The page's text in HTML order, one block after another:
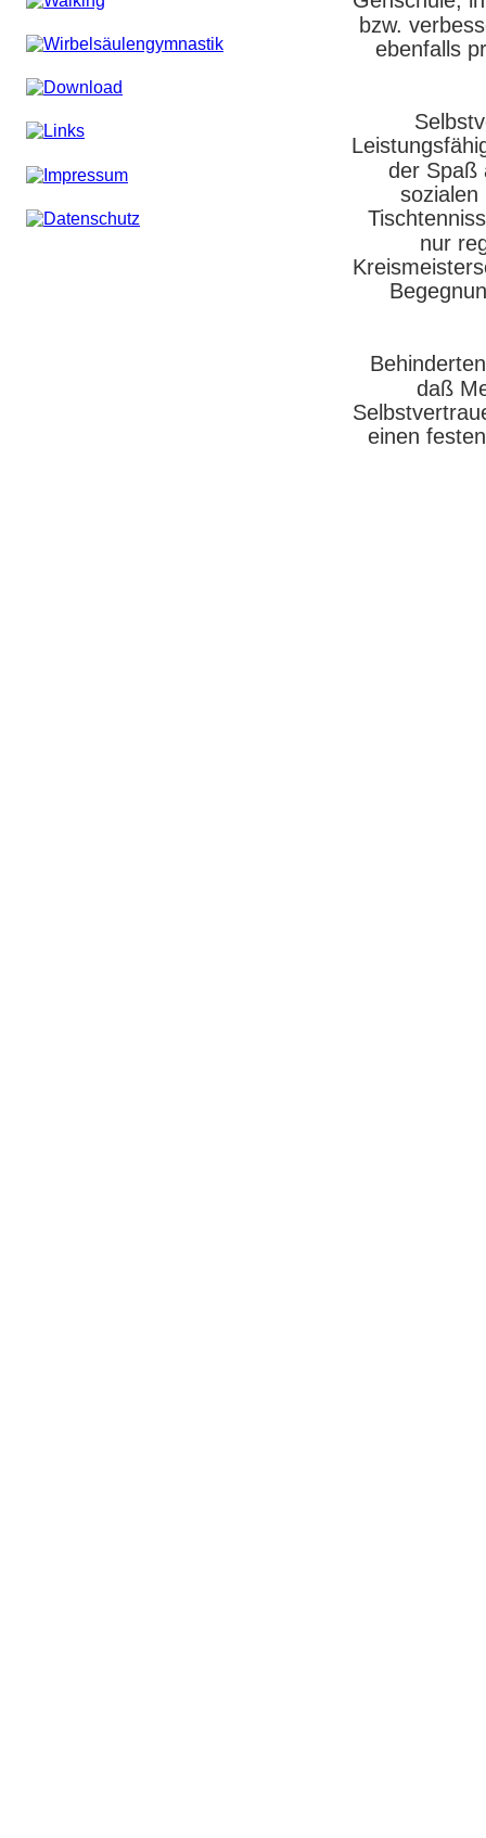
bzw.
ebenfalls
der Spaß
nur
daß
einen